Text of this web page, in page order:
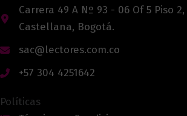
Carrera 49 A Nº 93 - 06 Of 5 Piso
Castellana, Bogotá.
sac@lectores.com.co
+57 304 4251642
Políticas